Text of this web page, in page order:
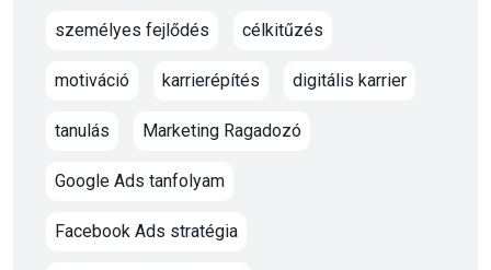
személyes fejlődés célkitűzés
motiváció karrierépítés digitális karrier
tanulás Marketing Ragadozó
Google Ads tanfolyam
Facebook Ads stratégia